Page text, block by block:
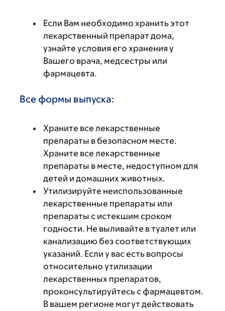
Если Вам необходимо хранить этот
лекарственный препарат дома,
узнайте условия его хранения у
Вашего врача, медсестры или
фармацевта.
Все формы выпуска:
Храните все лекарственные
препараты в безопасном месте.
Храните все лекарственные
препараты в месте, недоступном для
детей и домашних животных.
Утилизируйте неиспользованные
лекарственные препараты или
препараты с истекшим сроком
годности. Не выливайте в туалет или
канализацию без соответствующих
указаний. Если у вас есть вопросы
относительно утилизации
лекарственных препаратов,
проконсультируйтесь с фармацевтом.
В вашем регионе могут действовать